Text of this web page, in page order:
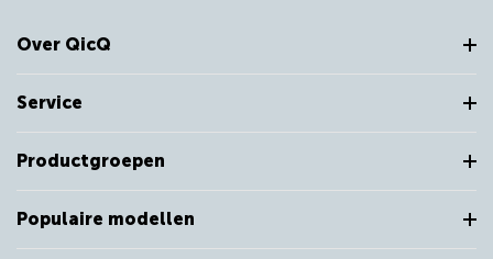
Over QicQ
Service
Productgroepen
Populaire modellen